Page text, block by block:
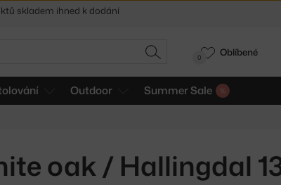
HLEDAT
Outdoor Summer Sale
0 Oblíbené
oak / Hallingdal
odběratelenewsletteru